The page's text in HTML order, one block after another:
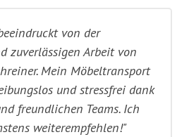
von der
zuverlässigen Arbeit von
Mein Möbeltransport
und stressfrei dank
freundlichen Teams. Ich
weiterempfehlen!"